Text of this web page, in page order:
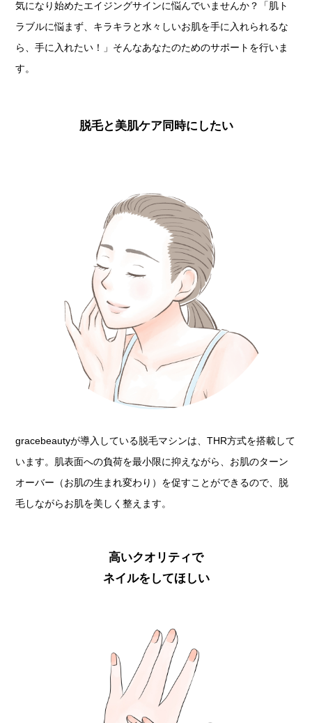
気になり始めたエイジングサインに悩んでいませんか？「肌ト
ラブルに悩まず、キラキラと水々しいお肌を手に入れられるな
ら、手に入れたい！」そんなあなたのためのサポートを行いま
す。
脱毛と美肌ケア同時にしたい
gracebeautyが導入している脱毛マシンは、THR方式を搭載して
います。肌表面への負荷を最小限に抑えながら、お肌のターン
オーバー（お肌の生まれ変わり）を促すことができるので、脱
毛しながらお肌を美しく整えます。
高いクオリティで
ネイルをしてほしい